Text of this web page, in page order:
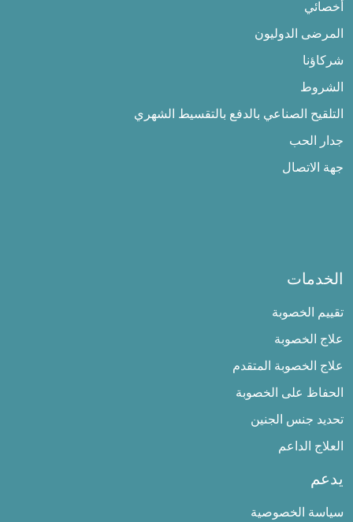
أخصائي
المرضى الدوليون
شركاؤنا
الشروط
التلقيح الصناعي بالدفع بالتقسيط الشهري
جدار الحب
جهة الاتصال
الخدمات
تقييم الخصوبة
علاج الخصوبة
علاج الخصوبة المتقدم
الحفاظ على الخصوبة
تحديد جنس الجنين
العلاج الداعم
يدعم
سياسة الخصوصية